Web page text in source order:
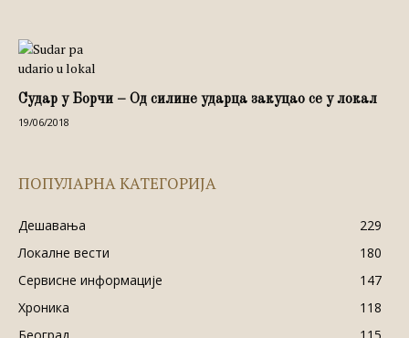
Судар у Борчи – Од силине ударца закуцао се у локал
19/06/2018
ПОПУЛАРНА КАТЕГОРИЈА
Дешавања
229
Локалне вести
180
Сервисне информације
147
Хроника
118